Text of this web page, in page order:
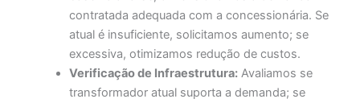
contratada adequada com a concessionária. Se
atual é insuficiente, solicitamos aumento; se
excessiva, otimizamos redução de custos.
Verificação de Infraestrutura: Avaliamos se
transformador atual suporta a demanda; se